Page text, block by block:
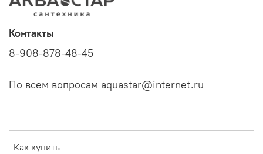
Как купить
Контакты
8-908-878-48-45
По всем вопросам aquastar@internet.ru